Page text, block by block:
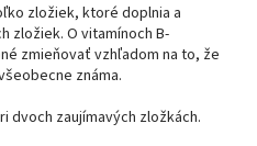
zložiek, ktoré doplnia a
zložiek. O vitamínoch B-
zmieňovať vzhľadom na to, že
známa.
dvoch zaujímavých zložkách.